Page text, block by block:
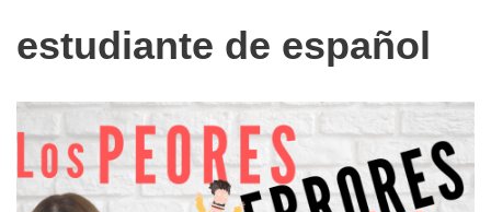
estudiante de español